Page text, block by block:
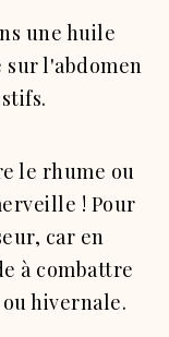
une huile
l'abdomen
le rhume ou
! Pour
car en
à combattre
hivernale.